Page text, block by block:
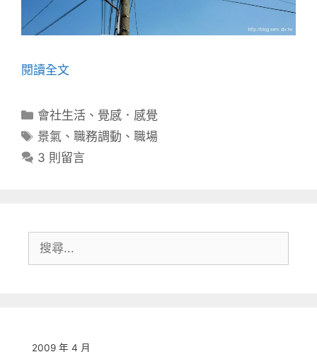
閱讀全文
分
類
會社生活 、 覺感．感覺
標
籤
景氣 、職務調動 、職場
3 則留言
尋:
2009 年 4 月